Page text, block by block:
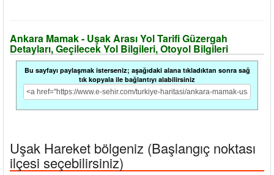
Ankara Mamak - Uşak Arası Yol Tarifi Güzergah
Detayları, Geçilecek Yol Bilgileri, Otoyol Bilgileri
Bu sayfayı paylaşmak isterseniz; aşağıdaki alana tıkladıktan sonra sağ
tık kopyala ile bağlantıyı alabilirsiniz
Uşak Hareket bölgeniz (Başlangıç noktası
ilçesi seçebilirsiniz)